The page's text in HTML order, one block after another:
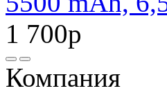
1 700р
Компания